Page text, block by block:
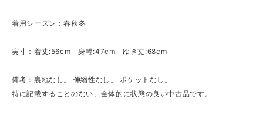
着用シーズン：春秋冬
実寸：着丈:56cm 身幅:47cm ゆき丈:68cm
備考：裏地なし。 伸縮性なし。 ポケットなし。
特に記載することのない、全体的に状態の良い中古品です。